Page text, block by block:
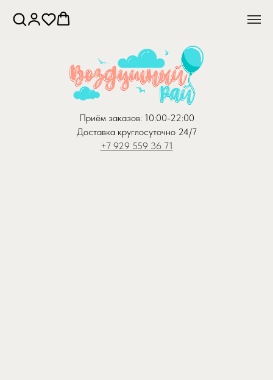
Приём заказов: 10:00-22:00
Доставка круглосуточно 24/7
+7 929 559 36 71